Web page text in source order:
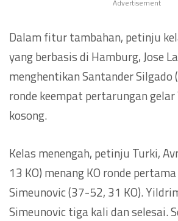
Advertisement
Dalam fitur tambahan, petinju
yang berbasis di Hamburg, Jose
menghentikan Santander Silgado
ronde keempat pertarungan
kosong.
Kelas menengah, petinju Turki,
13 KO) menang KO ronde
Simeunovic (37-52, 31 KO).
Simeunovic tiga kali dan selesai.